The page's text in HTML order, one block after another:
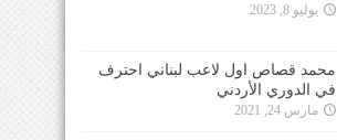
يوليو 8, 2023
محمد قصاص اول لاعب لبناني احترف
في الدوري الأردني
مارس 24, 2021